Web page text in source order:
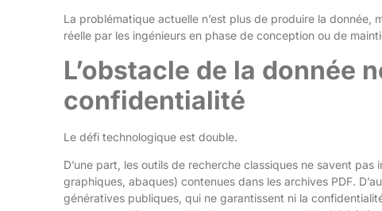
La problématique actuelle n’est plus de produire la
réelle par les ingénieurs en phase de conception ou de
L’obstacle de la donnée
confidentialité
Le défi technologique est double.
D’une part, les outils de recherche classiques ne savent
graphiques, abaques) contenues dans les archives PDF.
génératives publiques, qui ne garantissent ni la